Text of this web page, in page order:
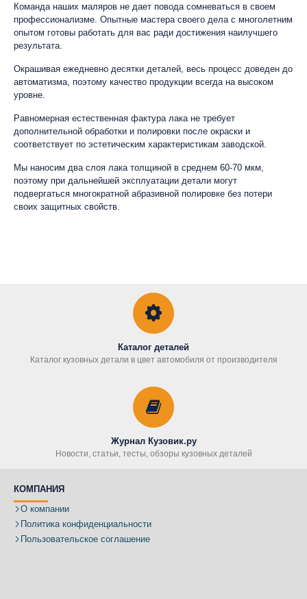
Команда наших маляров не дает повода сомневаться в своем
профессионализме. Опытные мастера своего дела с многолетним
опытом готовы работать для вас ради достижения наилучшего
результата.
Окрашивая ежедневно десятки деталей, весь процесс доведен до
автоматизма, поэтому качество продукции всегда на высоком
уровне.
Равномерная естественная фактура лака не требует
дополнительной обработки и полировки после окраски и
соответствует по эстетическим характеристикам заводской.
Мы наносим два слоя лака толщиной в среднем 60-70 мкм,
поэтому при дальнейшей эксплуатации детали могут
подвергаться многократной абразивной полировке без потери
своих защитных свойств.
Каталог деталей
Каталог кузовных детали в цвет автомобиля от производителя
Журнал Кузовик.ру
Новости, статьи, тесты, обзоры кузовных деталей
КОМПАНИЯ
О компании
Политика конфиденциальности
Пользовательское соглашение